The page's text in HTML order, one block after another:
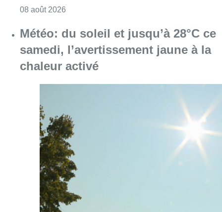
08 août 2026
Météo: du soleil et jusqu’à 28°C ce
samedi, l’avertissement jaune à la
chaleur activé